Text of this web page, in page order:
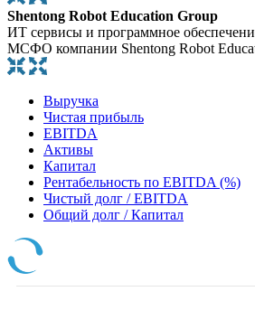
Shentong Robot Education Group
ИТ сервисы и программное
МСФО компании Shentong Robot
Выручка
Чистая прибыль
EBITDA
Активы
Капитал
Рентабельность по EBITDA (%)
Чистый долг / EBITDA
Общий долг / Капитал